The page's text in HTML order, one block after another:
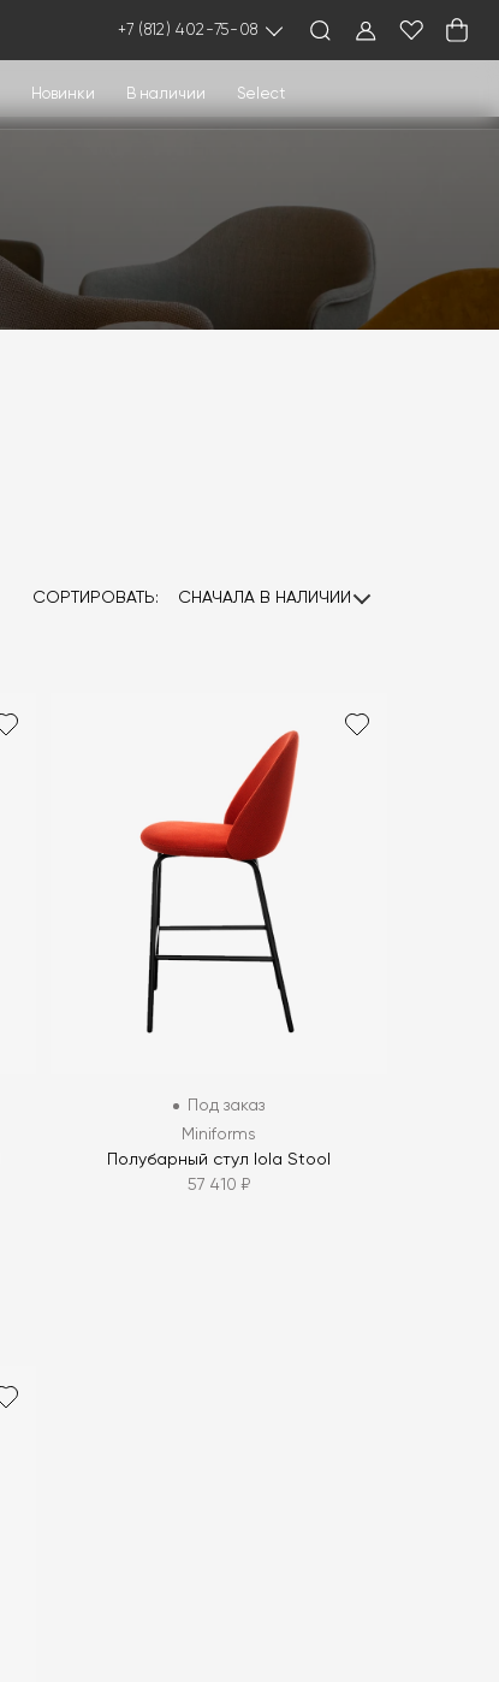
+7 (812) 402-75-08
Новинки В наличии Select
СОРТИРОВАТЬ: СНАЧАЛА В НАЛИЧИИ
Под заказ
Miniforms
Полубарный стул Iola Stool
57 410 ₽